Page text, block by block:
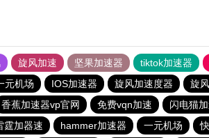
旋风加速 坚果加速器 tiktok加速器
元机场 IOS加速器 旋风加速度器 旋
香蕉加速器vp官网 免费vqn加速 闪电猫
霆加器速 hammer加速器 一元机场